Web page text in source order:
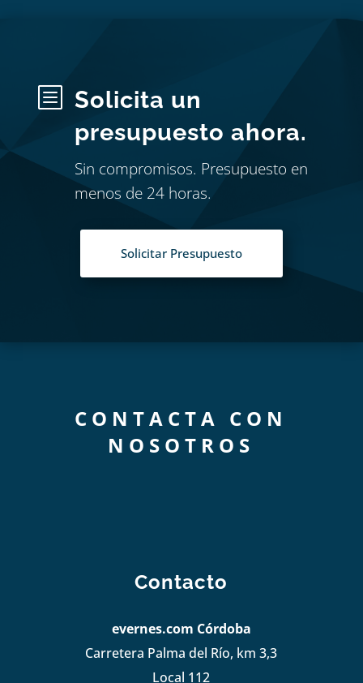
b
Solicita un
presupuesto ahora.
Sin compromisos. Presupuesto en
menos de 24 horas.
Solicitar Presupuesto
CONTACTA CON
NOSOTROS
Contacto
evernes.com Córdoba
Carretera Palma del Río, km 3,3
Local 112